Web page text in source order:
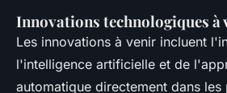
Innovations technologiques à
Les innovations à venir incluent
l'intelligence artificielle et de
automatique directement dans les